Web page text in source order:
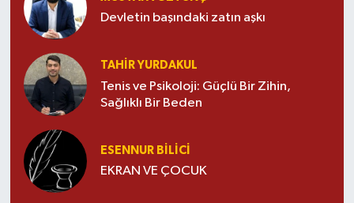
Devletin başındaki zatın aşkı
TAHIR YURDAKUL
Tenis ve Psikoloji: Güçlü Bir Zihin,
Sağlıklı Bir Beden
ESENNUR BİLİCİ
EKRAN VE ÇOCUK